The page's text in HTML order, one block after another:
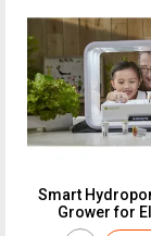
Smart
Grower for